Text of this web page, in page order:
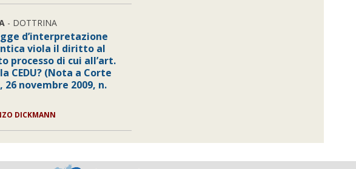
- DOTTRINA
d’interpretazione
viola il diritto al
processo di cui all’art.
CEDU? (Nota a Corte
26 novembre 2009, n.
DICKMANN